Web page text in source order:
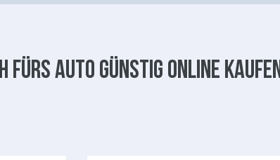
fürs Auto günstig online kaufen